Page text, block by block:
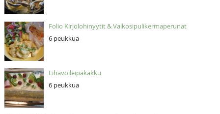
Folio Kirjolohinyytit & Valkosipulikermaperunat
6 peukkua
Lihavoileipäkakku
6 peukkua